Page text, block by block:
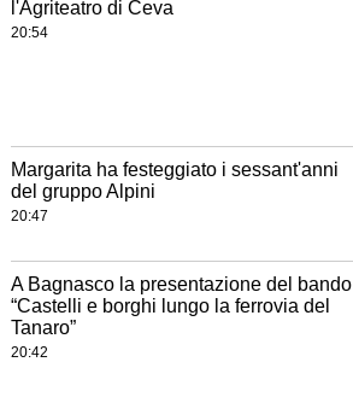
l'Agriteatro di Ceva
20:54
Margarita ha festeggiato i sessant'anni
del gruppo Alpini
20:47
A Bagnasco la presentazione del bando
“Castelli e borghi lungo la ferrovia del
Tanaro”
20:42